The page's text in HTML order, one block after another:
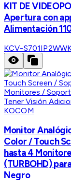
KIT DE
Apertura con
Alimentación
KCV-S701IP2WW
KOCOM
Monitor
Color / Touch
hasta 4
(TURBOHD)
Negro